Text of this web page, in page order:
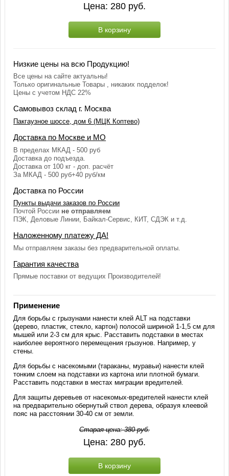
Цена: 280 руб.
В корзину
Низкие цены на всю Продукцию!
Все цены на сайте актуальны!
Только оригинальные Товары , никаких подделок!
Цены с учетом НДС 22%
Самовывоз склад г. Москва
Пакгаузное шоссе, дом 6 (МЦК Коптево)
Доставка по Москве и МО
В пределах МКАД - 500 руб
Доставка до подъезда.
Доставка от 100 кг - доп. расчёт
За МКАД - 500 руб+40 руб/км
Доставка по России
Пункты выдачи заказов по России
Почтой России не отправляем
ПЭК, Деловые Линии, Байкал-Сервис, КИТ, СДЭК и т.д.
Наложенному платежу ДА!
Мы отправляем заказы без предварительной оплаты.
Гарантия качества
Прямые поставки от ведущих Производителей!
Применение
Для борьбы с грызунами нанести клей ALT на подставки
(дерево, пластик, стекло, картон) полосой шириной 1-1,5 см для
мышей или 2-3 см для крыс. Расставить подставки в местах
наиболее вероятного перемещения грызунов. Например, у
стены.
Для борьбы с насекомыми (тараканы, муравьи) нанести клей
тонким слоем на подставки из картона или плотной бумаги.
Расставить подставки в местах миграции вредителей.
Для защиты деревьев от насекомых-вредителей нанести клей
на предварительно обернутый ствол дерева, образуя клеевой
пояс на расстоянии 30-40 см от земли.
Старая цена:380руб.
Цена: 280 руб.
В корзину